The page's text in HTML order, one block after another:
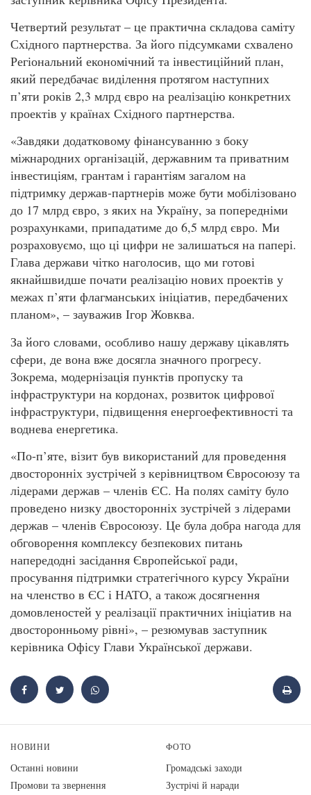
Четвертий результат – це практична складова саміту
Східного партнерства. За його підсумками схвалено
Регіональний економічний та інвестиційний план,
який передбачає виділення протягом наступних
п’яти років 2,3 млрд євро на реалізацію конкретних
проектів у країнах Східного партнерства.
«Завдяки додатковому фінансуванню з боку
міжнародних організацій, державним та приватним
інвестиціям, грантам і гарантіям загалом на
підтримку держав-партнерів може бути мобілізовано
до 17 млрд євро, з яких на Україну, за попередніми
розрахунками, припадатиме до 6,5 млрд євро. Ми
розраховуємо, що ці цифри не залишаться на папері.
Глава держави чітко наголосив, що ми готові
якнайшвидше почати реалізацію нових проектів у
межах п’яти флагманських ініціатив, передбачених
планом», – зауважив Ігор Жовква.
За його словами, особливо нашу державу цікавлять
сфери, де вона вже досягла значного прогресу.
Зокрема, модернізація пунктів пропуску та
інфраструктури на кордонах, розвиток цифрової
інфраструктури, підвищення енергоефективності та
воднева енергетика.
«По-п’яте, візит був використаний для проведення
двосторонніх зустрічей з керівництвом Євросоюзу та
лідерами держав – членів ЄС. На полях саміту було
проведено низку двосторонніх зустрічей з лідерами
держав – членів Євросоюзу. Це була добра нагода для
обговорення комплексу безпекових питань
напередодні засідання Європейської ради,
просування підтримки стратегічного курсу України
на членство в ЄС і НАТО, а також досягнення
домовленостей у реалізації практичних ініціатив на
двосторонньому рівні», – резюмував заступник
керівника Офісу Глави Української держави.
НОВИНИ
Останні новини
Промови та звернення
ФОТО
Громадські заходи
Зустрічі й наради